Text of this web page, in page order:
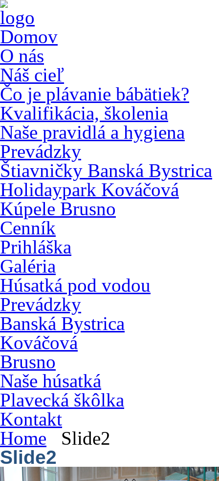
Domov
O nás
Náš cieľ
Čo je plávanie bábätiek?
Kvalifikácia, školenia
Naše pravidlá a hygiena
Prevádzky
Štiavničky Banská Bystrica
Holidaypark Kováčová
Kúpele Brusno
Cenník
Prihláška
Galéria
Húsatká pod vodou
Prevádzky
Banská Bystrica
Kováčová
Brusno
Naše húsatká
Plavecká škôlka
Kontakt
Home
Slide2
Slide2